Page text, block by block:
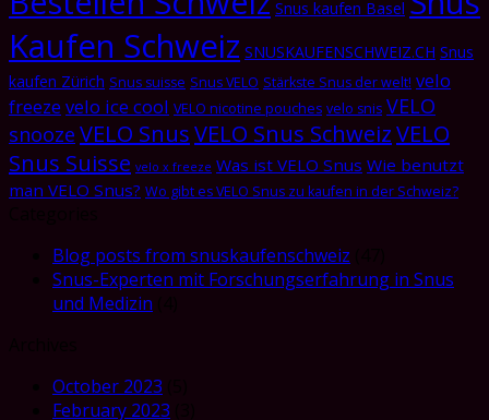
Snus kaufen Basel
Kaufen Schweiz SNUSKAUFENSCHWEIZ.CH Snus
kaufen Zürich Snus suisse Snus VELO Stärkste Snus der welt! velo
freeze velo ice cool VELO nicotine pouches velo snis VELO
snooze VELO SnusVELO Snus SchweizVELO
Snus Suisse velo x freeze Was ist VELO Snus Wie benutzt
man VELO Snus? Wo gibt es VELO Snus zu kaufen in der Schweiz?
Blog posts from snuskaufenschweiz
Snus-Experten mit Forschungserfahrung in Snus
und Medizin
October 2023
February 2023